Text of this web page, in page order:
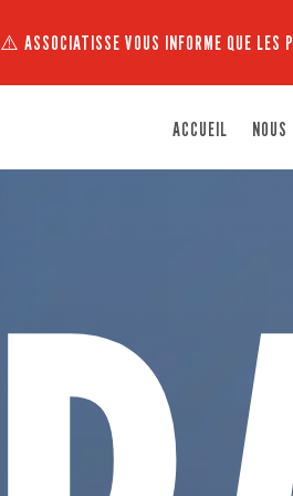
⚠️ ASSOCIATISSE VOUS INFORME QUE LES
ACCUEIL